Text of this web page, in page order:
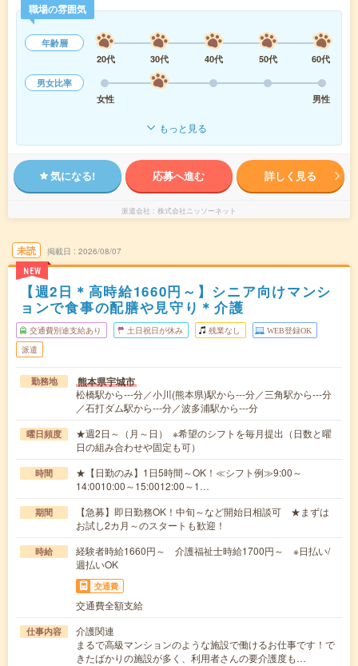
職場の雰囲気
年齢層
20代
30代 40代 50代
60代
男女比率
女性
男性
もっと見る
気になる! 応募へ進む 詳しく見る
派遣会社 株式会社ニッソーネット
未読
NEW
掲載日 2026/08/07
【週2日＊高時給1660円～】シニア向けマンシ
ョンで食事の配膳や見守り＊介護
交通費別途支給あり 土日祝日が休み 残業なし WEB登録OK
派遣
勤務地 熊本県宇城市
松橋駅から---分／小川(熊本県)駅から---分／三角駅から---分
／石打ダム駅から---分／波多浦駅から---分
曜日頻度
★週2日～（月～日） ※希望のシフトを毎月提出（日数と曜
日の組み合わせや固定も可）
時間
★【日勤のみ】1日5時間～OK！≪シフト例≫9:00～
14:0010:00～15:0012:00～1…
期間
【急募】即日勤務OK！中旬～など開始日相談可 ★まずは
お試し2カ月～のスタートも歓迎！
時給
経験者時給1660円～ 介護福祉士時給1700円～ ※日払い/
週払いOK
交通費
交通費全額支給
仕事内容
介護関連
まるで高級マンションのような施設で働けるお仕事です！で
きたばかりの施設が多く、利用者さんの要介護度も…